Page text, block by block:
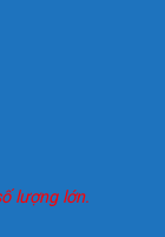
lượng lớn.